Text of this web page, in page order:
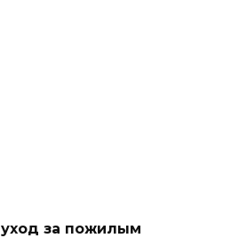
за пожилым